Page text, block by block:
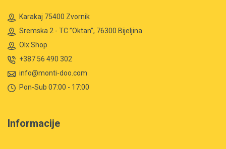
Karakaj 75400 Zvornik
Sremska 2 - TC ”Oktan”, 76300 Bijeljina
Olx Shop
+387 56 490 302
info@monti-doo.com
Pon-Sub 07:00 - 17:00
Informacije